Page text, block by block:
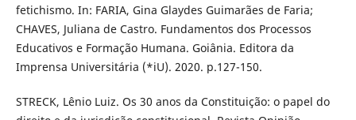
fetichismo. In: FARIA, Gina Glaydes Guimarães de Faria;
CHAVES, Juliana de Castro. Fundamentos dos Processos
Educativos e Formação Humana. Goiânia. Editora da
Imprensa Universitária (*iU). 2020. p.127-150.
STRECK, Lênio Luiz. Os 30 anos da Constituição: o papel do